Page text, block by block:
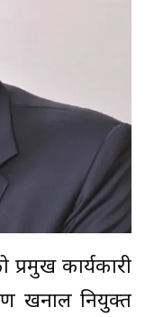
प्रमुख कार्यकारी
खनाल नियुक्त